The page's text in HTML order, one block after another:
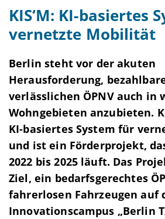
KIS‘M: KI-basiertes
vernetzte Mobilität
Berlin steht vor der akuten
Herausforderung,
verlässlichen ÖPNV auch in
Wohngebieten anzubieten.
KI-basiertes System für
und ist ein Förderprojekt,
2022 bis 2025 läuft. Das
Ziel, ein bedarfsgerechtes
fahrerlosen Fahrzeugen auf
Innovationscampus „Berlin